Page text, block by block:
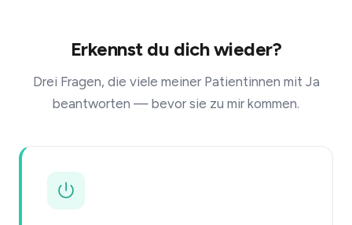
Erkennst du dich wieder?
Drei Fragen, die viele meiner Patientinnen mit Ja
beantworten — bevor sie zu mir kommen.